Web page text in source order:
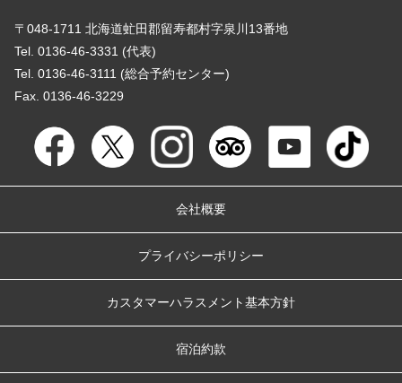
〒048-1711 北海道虻田郡留寿都村字泉川13番地
Tel. 0136-46-3331 (代表)
Tel. 0136-46-3111 (総合予約センター)
Fax. 0136-46-3229
会社概要
プライバシーポリシー
カスタマーハラスメント基本方針
宿泊約款